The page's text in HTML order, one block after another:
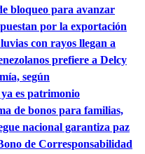
bloqueo para avanzar
por la exportación
con rayos llegan a
prefiere a Delcy
según
es patrimonio
de bonos para familias,
nacional garantiza paz
de Corresponsabilidad